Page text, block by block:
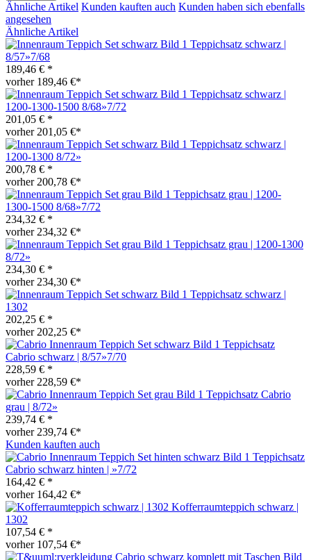
Ähnliche Artikel Kunden kauften auch Kunden haben sich ebenfalls
angesehen
Ähnliche Artikel
Teppichsatz schwarz |
8/57»7/68
189,46 € *
vorher 189,46 €*
Teppichsatz schwarz |
1200-1300-1500 8/68»7/72
201,05 € *
vorher 201,05 €*
Teppichsatz schwarz |
1200-1300 8/72»
200,78 € *
vorher 200,78 €*
Teppichsatz grau | 1200-
1300-1500 8/68»7/72
234,32 € *
vorher 234,32 €*
Teppichsatz grau | 1200-1300
8/72»
234,30 € *
vorher 234,30 €*
Teppichsatz schwarz |
1302
202,25 € *
vorher 202,25 €*
Teppichsatz
Cabrio schwarz | 8/57»7/70
228,59 € *
vorher 228,59 €*
Teppichsatz Cabrio
grau | 8/72»
239,74 € *
vorher 239,74 €*
Kunden kauften auch
Teppichsatz
Cabrio schwarz hinten | »7/72
164,42 € *
vorher 164,42 €*
Kofferraumteppich schwarz |
1302
107,54 € *
vorher 107,54 €*